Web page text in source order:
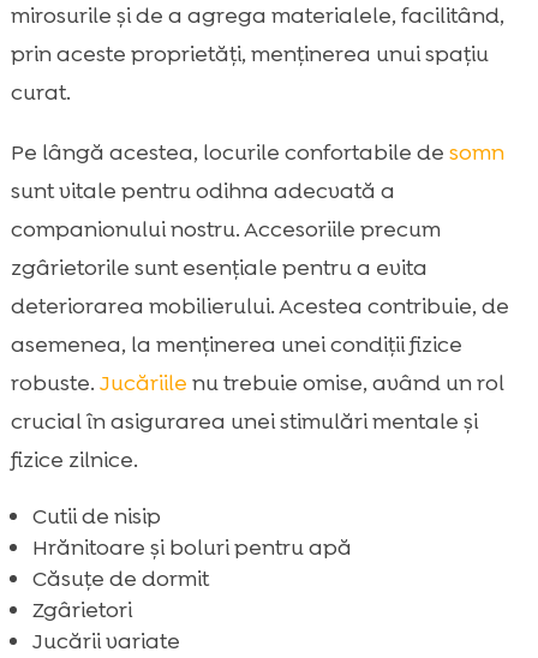
mirosurile și de a agrega materialele, facilitând,
prin aceste proprietăți, menținerea unui spațiu
curat.
Pe lângă acestea, locurile confortabile de somn
sunt vitale pentru odihna adecvată a
companionului nostru. Accesoriile precum
zgârietorile sunt esențiale pentru a evita
deteriorarea mobilierului. Acestea contribuie, de
asemenea, la menținerea unei condiții fizice
robuste. Jucăriile nu trebuie omise, având un rol
crucial în asigurarea unei stimulări mentale și
fizice zilnice.
Cutii de nisip
Hrănitoare și boluri pentru apă
Căsuțe de dormit
Zgârietori
Jucării variate